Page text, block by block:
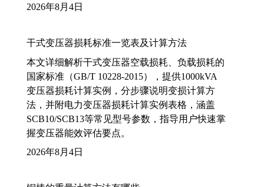
2026年8月4日
干式变压器损耗标准一览表及计算方法
本文详细解析干式变压器空载损耗、负载损耗的
国家标准（GB/T 10228-2015），提供1000kVA
变压器损耗计算实例，分步骤说明变损计算方
法，并附电力变压器损耗计算实例表格，涵盖
SCB10/SCB13等常见型号参数，指导用户快速掌
握变压器能效评估要点。
2026年8月4日